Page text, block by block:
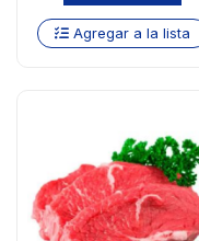
Agregar a la lista